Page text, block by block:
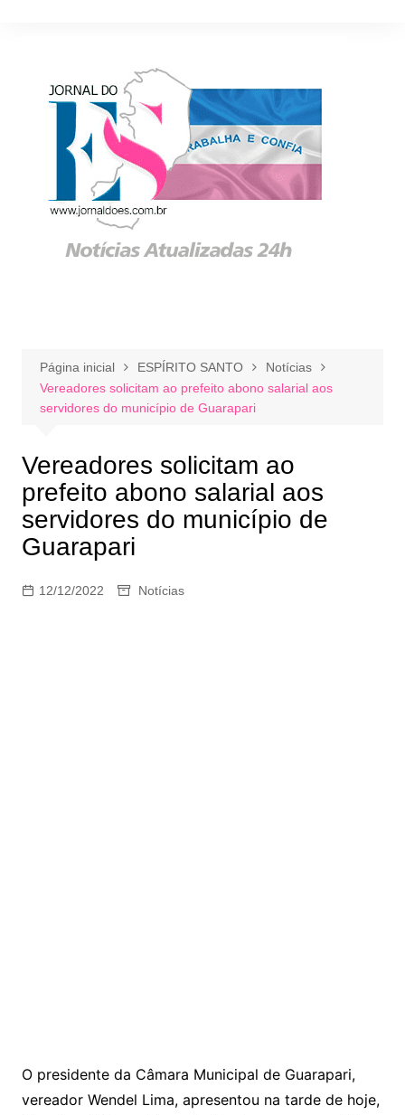
Página inicial ESPÍRITO SANTO
Notícias
Vereadores solicitam ao prefeito abono salarial aos
servidores do município de Guarapari
Vereadores solicitam ao
prefeito abono salarial aos
servidores do município de
Guarapari
12/12/2022 Notícias
O presidente da Câmara Municipal de Guarapari,
vereador Wendel Lima, apresentou na tarde de hoje,